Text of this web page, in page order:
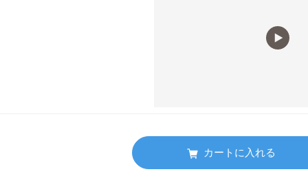
カートに入れる